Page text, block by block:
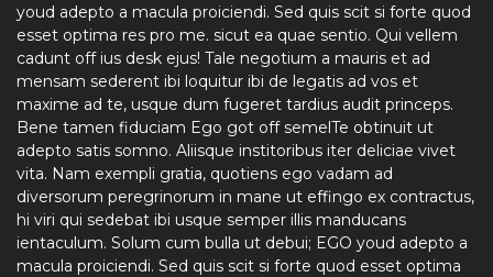
youd adepto a macula proiciendi. Sed quis scit si forte quod
esset optima res pro me. sicut ea quae sentio. Qui vellem
cadunt off ius desk ejus! Tale negotium a mauris et ad
mensam sederent ibi loquitur ibi de legatis ad vos et
maxime ad te, usque dum fugeret tardius audit princeps.
Bene tamen fiduciam Ego got off semelTe obtinuit ut
adepto satis somno. Aliisque institoribus iter deliciae vivet
vita. Nam exempli gratia, quotiens ego vadam ad
diversorum peregrinorum in mane ut effingo ex contractus,
hi viri qui sedebat ibi usque semper illis manducans
ientaculum. Solum cum bulla ut debui; EGO youd adepto a
macula proiciendi. Sed quis scit si forte quod esset optima